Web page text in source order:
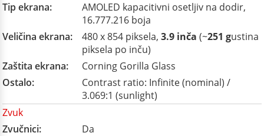
Tip ekrana:
AMOLED kapacitivni osetljiv na dodir,
16.777.216 boja
Veličina ekrana:
480 x 854 piksela, 3.9 inča (~251 gustina
piksela po inču)
Zaštita ekrana:
Corning Gorilla Glass
Ostalo:
Contrast ratio: Infinite (nominal) /
3.069:1 (sunlight)
Zvuk
Zvučnici:
Da